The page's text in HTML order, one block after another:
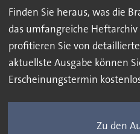
Finden Sie heraus, was die
das umfangreiche
profitieren Sie von
aktuellste Ausgabe können
Erscheinungstermin
Zu den